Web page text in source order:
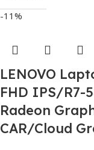
-11%
LENOVO
FHD IPS/R7-
Radeon
CAR/Cloud